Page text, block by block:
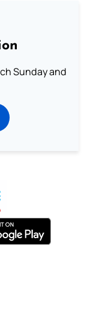
Sunday and